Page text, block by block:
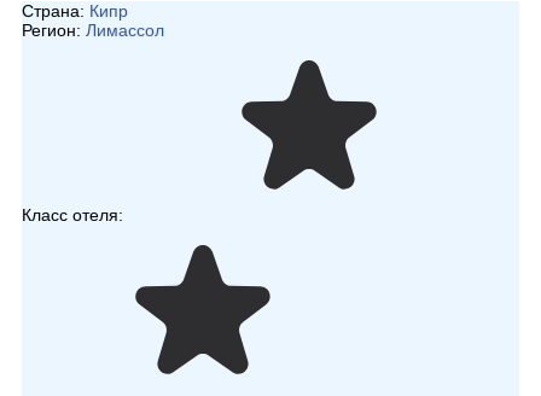
Страна: Кипр
Регион: Лимассол
Класс отеля: